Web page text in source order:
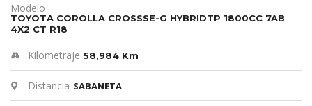
Modelo
TOYOTA COROLLA CROSSSE-G HYBRIDTP 1800CC 7AB
4X2 CT R18
Kilometraje 58,984 Km
Distancia SABANETA